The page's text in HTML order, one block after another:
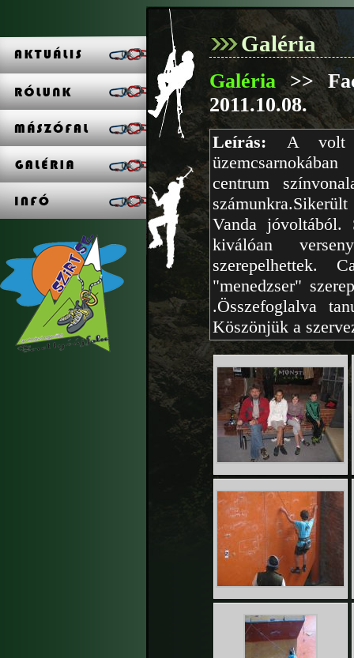
Galéria
Galéria >>
2011.10.08.
Leírás: A volt
centrum
Vanda
kiválóan
szerepelhettek.
"menedzser"
.Összefoglalva
Köszönjük a